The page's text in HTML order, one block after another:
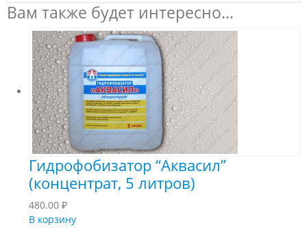
Вам также будет интересно…
Гидрофобизатор “Аквасил”
(концентрат, 5 литров)
480.00 ₽
В корзину